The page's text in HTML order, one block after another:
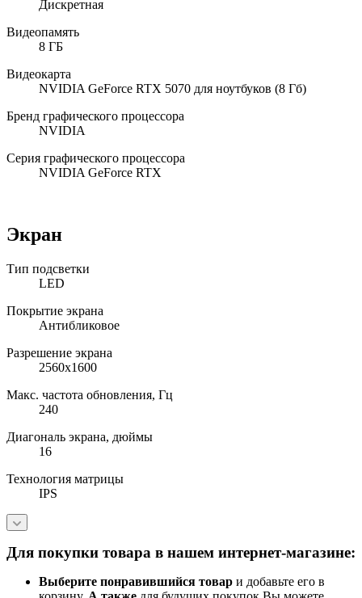
Дискретная
Видеопамять
8 ГБ
Видеокарта
NVIDIA GeForce RTX 5070 для ноутбуков (8 Гб)
Бренд графического процессора
NVIDIA
Серия графического процессора
NVIDIA GeForce RTX
Экран
Тип подсветки
LED
Покрытие экрана
Антибликовое
Разрешение экрана
2560x1600
Макс. частота обновления, Гц
240
Диагональ экрана, дюймы
16
Технология матрицы
IPS
Для покупки товара в нашем интернет-магазине:
Выберите понравившийся товар и добавьте его в